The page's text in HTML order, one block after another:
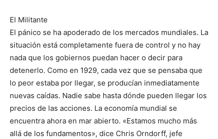
El Militante
El pánico se ha apoderado de los mercados mundiales. La
situación está completamente fuera de control y no hay
nada que los gobiernos puedan hacer o decir para
detenerlo. Como en 1929, cada vez que se pensaba que
lo peor estaba por llegar, se producían inmediatamente
nuevas caídas. Nadie sabe hasta dónde pueden llegar los
precios de las acciones. La economía mundial se
encuentra ahora en mar abierto. «Estamos mucho más
allá de los fundamentos», dice Chris Orndorff, jefe